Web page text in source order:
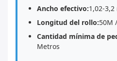
Ancho efectivo:1,02-
Longitud del rollo:50M
Cantidad mínima de
Metros